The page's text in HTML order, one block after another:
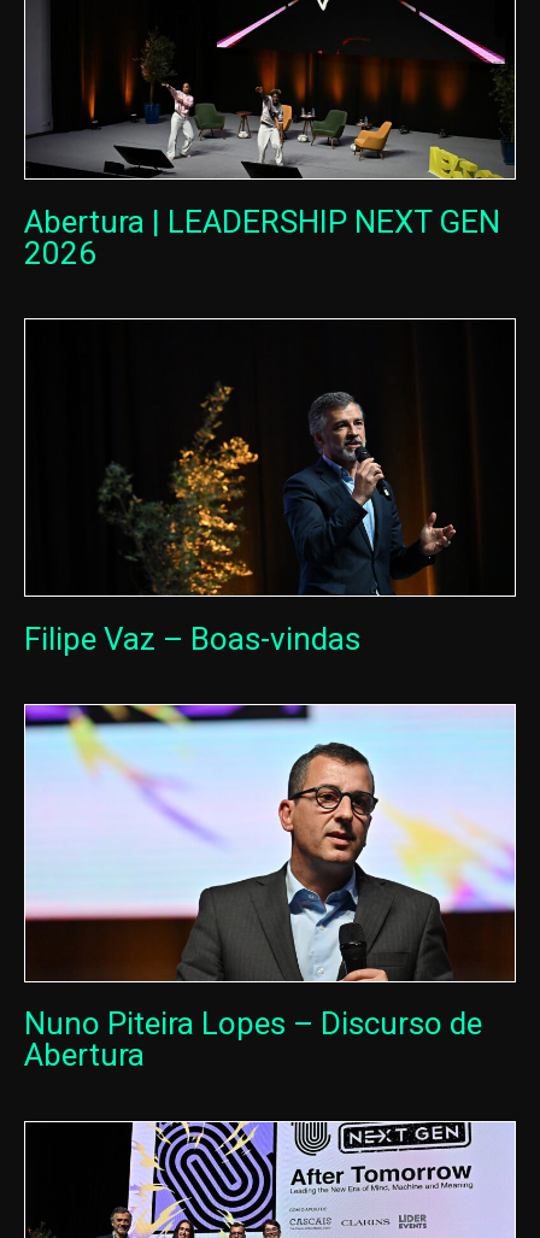
Abertura | LEADERSHIP NEXT GEN
2026
Filipe Vaz – Boas-vindas
Nuno Piteira Lopes – Discurso de
Abertura